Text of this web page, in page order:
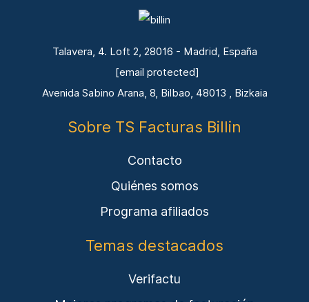
Talavera, 4. Loft 2, 28016 - Madrid, España
[email protected]
Avenida Sabino Arana, 8, Bilbao, 48013 , Bizkaia
Sobre TS Facturas Billin
Contacto
Quiénes somos
Programa afiliados
Temas destacados
Verifactu